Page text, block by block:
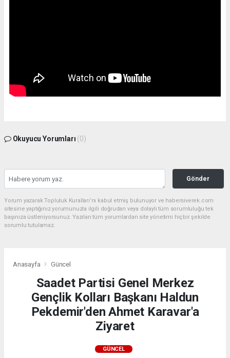
Okuyucu Yorumları (0)
Gönder
Yorum yazarak Topluluk Kuralları’nı kabul etmiş bulunuyor ve habersiverek.com
sitesine yaptığınız yorumunuzla ilgili doğrudan veya dolaylı tüm sorumluluğu tek
başınıza üstleniyorsunuz. Yazılan tüm yorumlardan site yönetimi hiçbir şekilde
sorumlu tutulamaz.
Anasayfa Güncel
Saadet Partisi Genel Merkez
Gençlik Kolları Başkanı Haldun
Pekdemir'den Ahmet Karavar'a
Ziyaret
GÜNCEL